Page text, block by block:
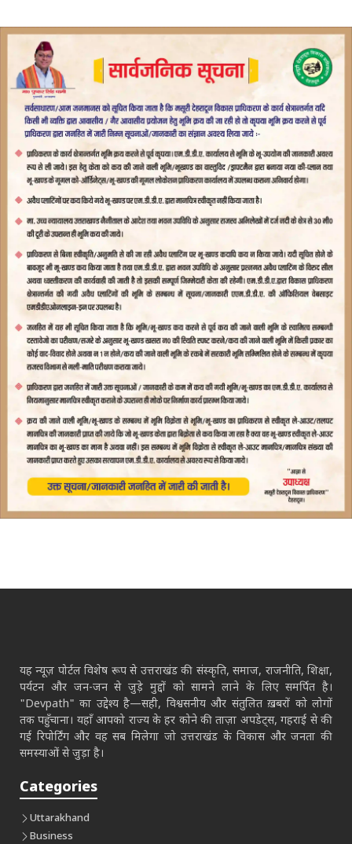
यह न्यूज़ पोर्टल विशेष रूप से उत्तराखंड की संस्कृति, समाज, राजनीति, शिक्षा,
पर्यटन और जन-जन से जुड़े मुद्दों को सामने लाने के लिए समर्पित है।
"Devpath" का उद्देश्य है—सही, विश्वसनीय और संतुलित ख़बरों को लोगों
तक पहुँचाना। यहाँ आपको राज्य के हर कोने की ताज़ा अपडेट्स, गहराई से की
गई रिपोर्टिंग और वह सब मिलेगा जो उत्तराखंड के विकास और जनता की
समस्याओं से जुड़ा है।
Categories
Uttarakhand
Business